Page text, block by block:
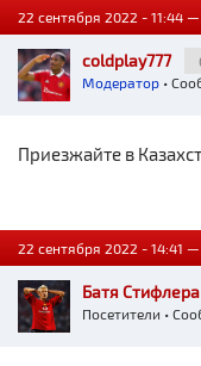
22 сентября 2022 - 11:44 —
coldplay777
Модератор •
Приезжайте в
22 сентября 2022 - 14:41 —
Батя Стифлера
Посетители •